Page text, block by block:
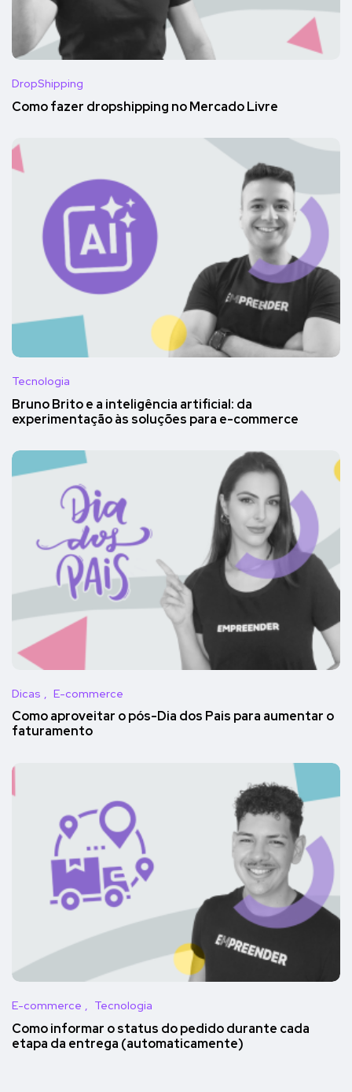
DropShipping
Como fazer dropshipping no Mercado Livre
Tecnologia
Bruno Brito e a inteligência artificial: da
experimentação às soluções para e-commerce
Dicas E-commerce
Como aproveitar o pós-Dia dos Pais para aumentar o
faturamento
E-commerce Tecnologia
Como informar o status do pedido durante cada
etapa da entrega (automaticamente)